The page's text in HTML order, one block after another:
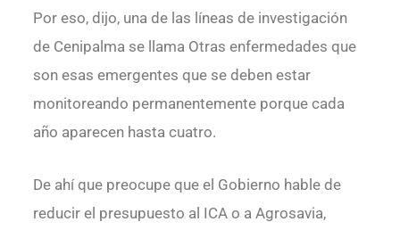
Por eso, dijo, una de las líneas de investigación
de Cenipalma se llama Otras enfermedades que
son esas emergentes que se deben estar
monitoreando permanentemente porque cada
año aparecen hasta cuatro.
De ahí que preocupe que el Gobierno hable de
reducir el presupuesto al ICA o a Agrosavia,